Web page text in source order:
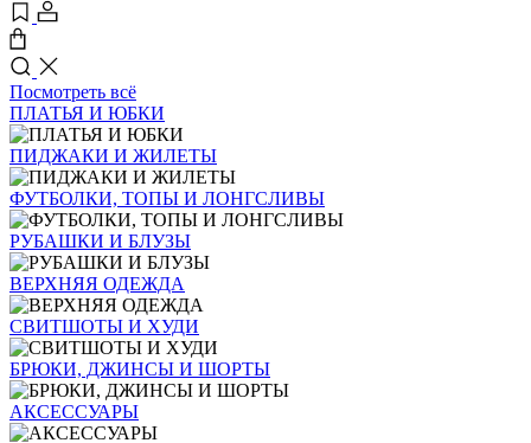
Посмотреть всё
ПЛАТЬЯ И ЮБКИ
ПИДЖАКИ И ЖИЛЕТЫ
ФУТБОЛКИ, ТОПЫ И ЛОНГСЛИВЫ
РУБАШКИ И БЛУЗЫ
ВЕРХНЯЯ ОДЕЖДА
СВИТШОТЫ И ХУДИ
БРЮКИ, ДЖИНСЫ И ШОРТЫ
АКСЕССУАРЫ